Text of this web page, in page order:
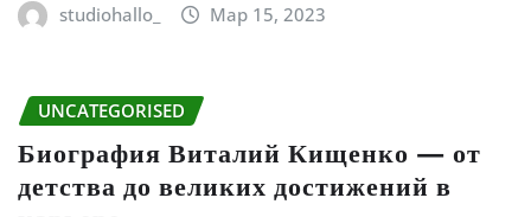
studiohallo_ Мар 15, 2023
UNCATEGORISED
Биография Виталий Кищенко — от
детства до великих достижений в